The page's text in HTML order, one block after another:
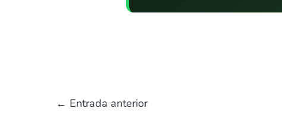
← Entrada anterior